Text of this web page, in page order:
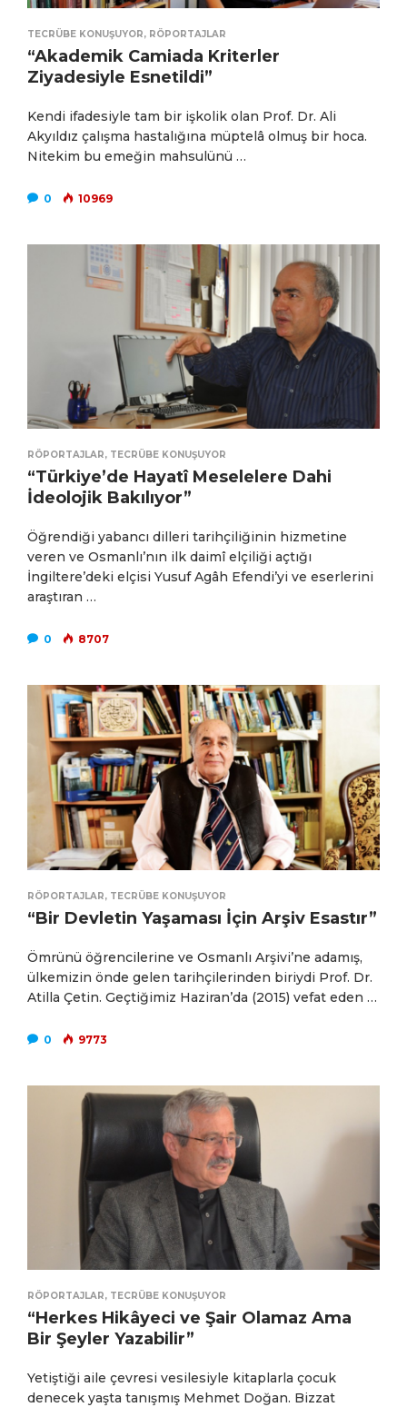
TECRÜBE KONUŞUYOR, RÖPORTAJLAR
“Akademik Camiada Kriterler
Ziyadesiyle Esnetildi”
Kendi ifadesiyle tam bir işkolik olan Prof. Dr. Ali
Akyıldız çalışma hastalığına müptelâ olmuş bir hoca.
Nitekim bu emeğin mahsulünü …
0 10969
RÖPORTAJLAR, TECRÜBE KONUŞUYOR
“Türkiye’de Hayatî Meselelere Dahi
İdeolojik Bakılıyor”
Öğrendiği yabancı dilleri tarihçiliğinin hizmetine
veren ve Osmanlı’nın ilk daimî elçiliği açtığı
İngiltere’deki elçisi Yusuf Agâh Efendi’yi ve eserlerini
araştıran …
0 8707
RÖPORTAJLAR, TECRÜBE KONUŞUYOR
“Bir Devletin Yaşaması İçin Arşiv Esastır”
Ömrünü öğrencilerine ve Osmanlı Arşivi’ne adamış,
ülkemizin önde gelen tarihçilerinden biriydi Prof. Dr.
Atilla Çetin. Geçtiğimiz Haziran’da (2015) vefat eden …
0 9773
RÖPORTAJLAR, TECRÜBE KONUŞUYOR
“Herkes Hikâyeci ve Şair Olamaz Ama
Bir Şeyler Yazabilir”
Yetiştiği aile çevresi vesilesiyle kitaplarla çocuk
denecek yaşta tanışmış Mehmet Doğan. Bizzat